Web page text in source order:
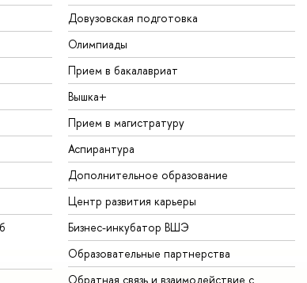
Довузовская подготовка
Олимпиады
Прием в бакалавриат
Вышка+
Прием в магистратуру
Аспирантура
Дополнительное образование
Центр развития карьеры
Бизнес-инкубатор ВШЭ
Образовательные партнерства
Обратная связь и взаимодействие с